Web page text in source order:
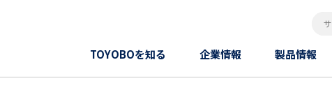
サ
TOYOBOを知る 企業情報 製品情報